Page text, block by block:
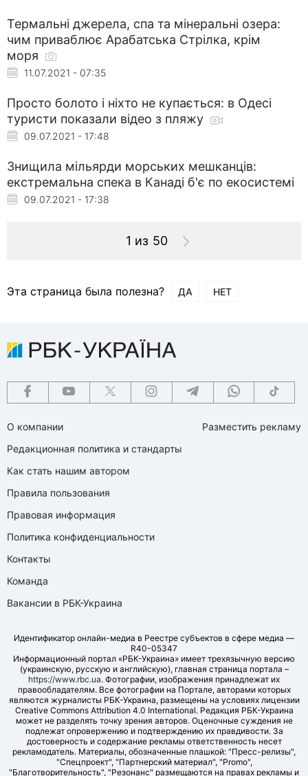
Термальні джерела, спа та мінеральні озера:
чим приваблює Арабатська Стрілка, крім
моря
11.07.2021 - 07:35
Просто болото і ніхто не купається: в Одесі
туристи показали відео з пляжу
09.07.2021 - 17:48
Знищила мільярди морських мешканців:
екстремальна спека в Канаді б'є по екосистемі
09.07.2021 - 17:38
1 из 50
Эта страница была полезна? ДА НЕТ
О компании
Редакционная политика и стандарты
Как стать нашим автором
Правила пользования
Правовая информация
Политика конфиденциальности
Контакты
Команда
Вакансии в РБК-Украина
Разместить рекламу
Идентификатор онлайн-медиа в Реестре субъектов в сфере медиа —
R40-05347
Информационный портал «РБК-Украина» имеет трехязычную версию
(украинскую, русскую и английскую), главная страница портала –
https://www.rbc.ua. Фотографии, изображения принадлежат их
правообладателям. Все фотографии на Портале, авторами которых
являются журналисты РБК-Украина, размещены на условиях лицензии
Creative Commons Attribution 4.0 International. Редакция РБК-Украина
может не разделять точку зрения авторов. Оценочные суждения не
подлежат опровержению и подтверждению их правдивости. За
достоверность и содержание рекламы ответственность несет
рекламодатель. Материалы, обозначенные плашкой: "Пресс-релизы",
"Спецпроект", "Партнерский материал", "Promo",
"Благотворительность", "Резонанс" размещаются на правах рекламы и